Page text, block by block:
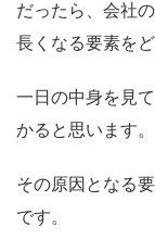
だったら、会社
長くなる要素を
一日の中身を見
かると思います。
その原因となる
です。